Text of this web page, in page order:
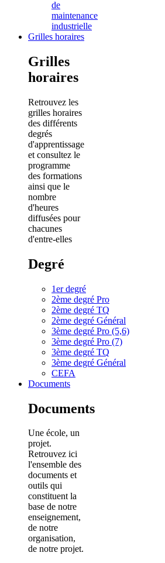
de
maintenance
industrielle
Grilles horaires
Grilles
horaires
Retrouvez les
grilles horaires
des différents
degrés
d'apprentissage
et consultez le
programme
des formations
ainsi que le
nombre
d'heures
diffusées pour
chacunes
d'entre-elles
Degré
1er degré
2ème degré Pro
2ème degré TQ
2ème degré Général
3ème degré Pro (5,6)
3ème degré Pro (7)
3ème degré TQ
3ème degré Général
CEFA
Documents
Documents
Une école, un
projet.
Retrouvez ici
l'ensemble des
documents et
outils qui
constituent la
base de notre
enseignement,
de notre
organisation,
de notre projet.